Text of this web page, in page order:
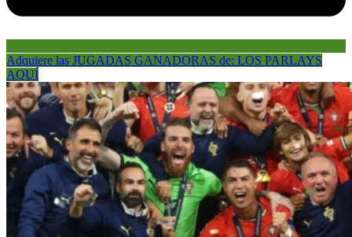
Adquiere las JUGADAS GANADORAS de: LOS PARLAYS
AQUÍ